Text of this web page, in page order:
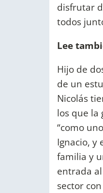
disfrutar
todos
Lee
Hijo de
de un
Nicolás
los que la
“como
Ignacio, y
familia y
entrada
sector